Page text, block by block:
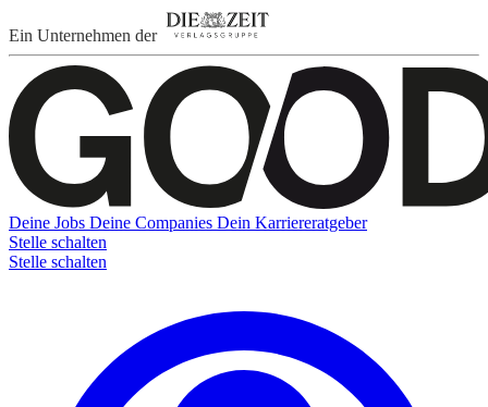
Ein Unternehmen der
Deine Jobs Deine Companies Dein Karriereratgeber
Stelle schalten
Stelle schalten